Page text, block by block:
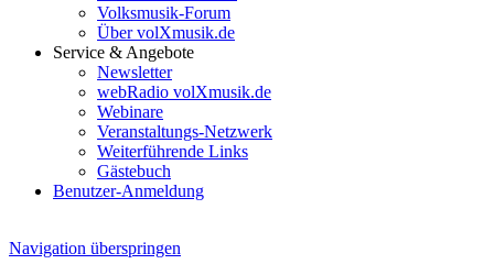
Volksmusik-Forum
Über volXmusik.de
Service & Angebote
Newsletter
webRadio volXmusik.de
Webinare
Veranstaltungs-Netzwerk
Weiterführende Links
Gästebuch
Benutzer-Anmeldung
Navigation überspringen